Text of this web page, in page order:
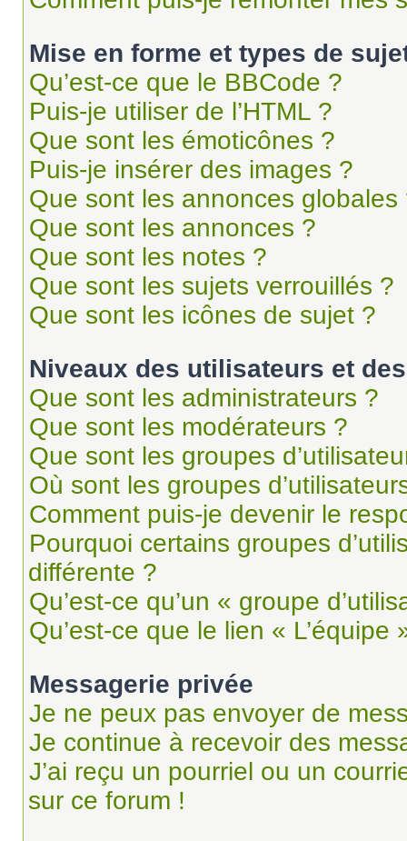
Mise en forme et types de
Qu’est-ce que le BBCode ?
Puis-je utiliser de l’HTML ?
Que sont les émoticônes ?
Puis-je insérer des images ?
Que sont les annonces globales
Que sont les annonces ?
Que sont les notes ?
Que sont les sujets verrouillés ?
Que sont les icônes de sujet ?
Niveaux des utilisateurs et
Que sont les administrateurs ?
Que sont les modérateurs ?
Que sont les groupes
Où sont les groupes
Comment puis-je devenir le
Pourquoi certains groupes
différente ?
Qu’est-ce qu’un « groupe
Qu’est-ce que le lien « L’équipe
Messagerie privée
Je ne peux pas envoyer de
Je continue à recevoir des
J’ai reçu un pourriel ou un
sur ce forum !